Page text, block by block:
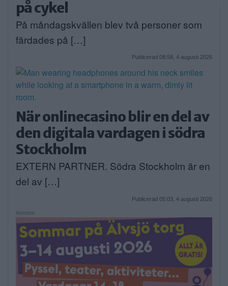
på cykel
På måndagskvällen blev två personer som
färdades på […]
Publicerad 08:58, 4 augusti 2026
När onlinecasino blir en del av
den digitala vardagen i södra
Stockholm
EXTERN PARTNER. Södra Stockholm är en
del av […]
Publicerad 05:03, 4 augusti 2026
Annons: